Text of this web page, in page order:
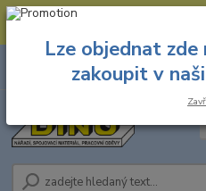
--- Spojovací materiál: 774 431 045
8.00 hod. - 16.00 hod.
Lze objednat
zakoupit v